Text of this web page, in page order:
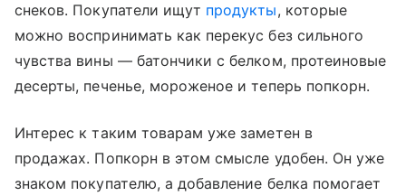
снеков. Покупатели ищут продукты, которые
можно воспринимать как перекус без сильного
чувства вины — батончики с белком, протеиновые
десерты, печенье, мороженое и теперь попкорн.
Интерес к таким товарам уже заметен в
продажах. Попкорн в этом смысле удобен. Он уже
знаком покупателю, а добавление белка помогает